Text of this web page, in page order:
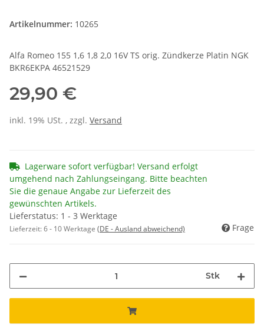
Artikelnummer: 10265
Alfa Romeo 155 1,6 1,8 2,0 16V TS orig. Zündkerze Platin NGK
BKR6EKPA 46521529
29,90 €
inkl. 19% USt. , zzgl. Versand
Lagerware sofort verfügbar! Versand erfolgt
umgehend nach Zahlungseingang. Bitte beachten
Sie die genaue Angabe zur Lieferzeit des
gewünschten Artikels.
Lieferstatus: 1 - 3 Werktage
Lieferzeit:6 - 10 Werktage (DE - Ausland abweichend) Frage
Stk